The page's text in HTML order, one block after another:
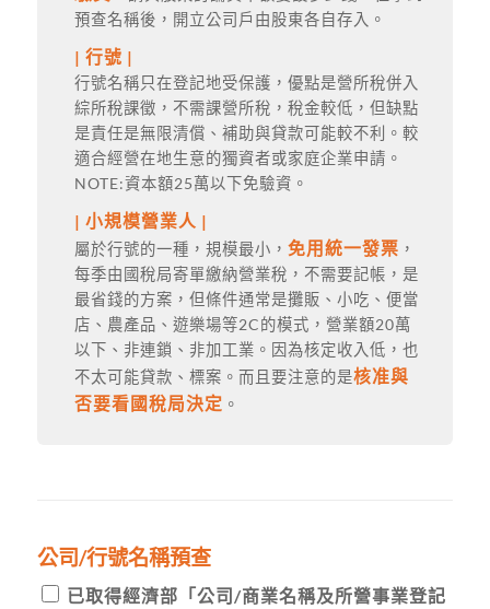
預查名稱後，開立公司戶由股東各自存入。
| 行號 |
行號名稱只在登記地受保護，優點是營所稅併入
綜所稅課徵，不需課營所稅，稅金較低，但缺點
是責任是無限清償、補助與貸款可能較不利。較
適合經營在地生意的獨資者或家庭企業申請。
NOTE:資本額25萬以下免驗資。
| 小規模營業人 |
屬於行號的一種，規模最小， 免用統一發票 ，
每季由國稅局寄單繳納營業稅，不需要記帳，是
最省錢的方案，但條件通常是攤販、小吃、便當
店、農產品、遊樂場等2C的模式，營業額20萬
以下、非連鎖、非加工業。因為核定收入低，也
不太可能貸款、標案。而且要注意的是核准與
否要看國稅局決定 。
公司/行號名稱預查
已取得經濟部「公司/商業名稱及所營事業登記